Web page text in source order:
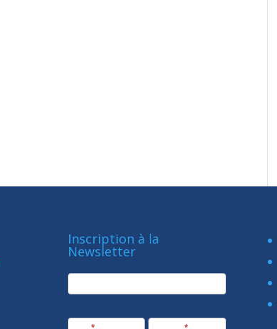
Inscription à la
Newsletter
newsletter